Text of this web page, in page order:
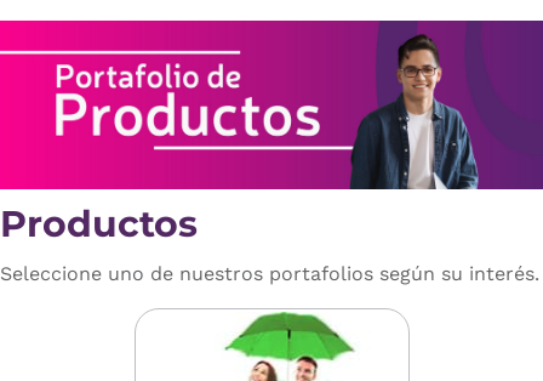
Productos
Seleccione uno de nuestros portafolios según su interés.